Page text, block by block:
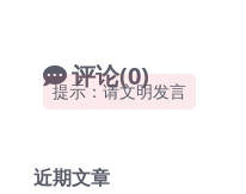
评论(0)
提示：请文明发言
近期文章